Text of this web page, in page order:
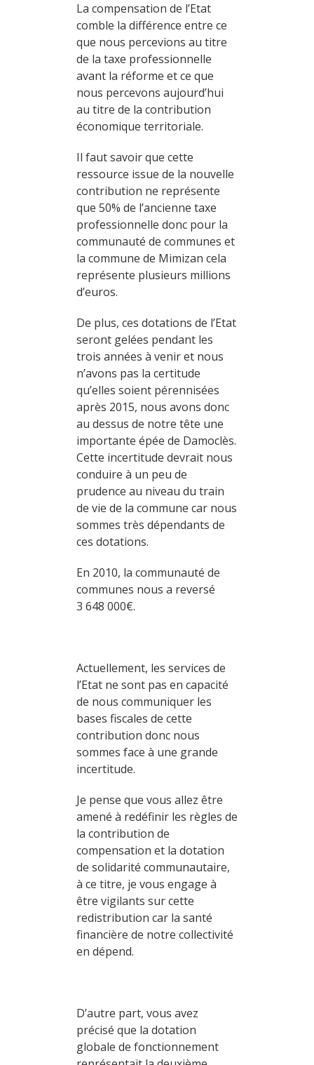
La compensation de l’Etat
comble la différence entre ce
que nous percevions au titre
de la taxe professionnelle
avant la réforme et ce que
nous percevons aujourd’hui
au titre de la contribution
économique territoriale.
Il faut savoir que cette
ressource issue de la nouvelle
contribution ne représente
que 50% de l’ancienne taxe
professionnelle donc pour la
communauté de communes et
la commune de Mimizan cela
représente plusieurs millions
d’euros.
De plus, ces dotations de l’Etat
seront gelées pendant les
trois années à venir et nous
n’avons pas la certitude
qu’elles soient pérennisées
après 2015, nous avons donc
au dessus de notre tête une
importante épée de Damoclès.
Cette incertitude devrait nous
conduire à un peu de
prudence au niveau du train
de vie de la commune car nous
sommes très dépendants de
ces dotations.
En 2010, la communauté de
communes nous a reversé
3 648 000€.
Actuellement, les services de
l’Etat ne sont pas en capacité
de nous communiquer les
bases fiscales de cette
contribution donc nous
sommes face à une grande
incertitude.
Je pense que vous allez être
amené à redéfinir les règles de
la contribution de
compensation et la dotation
de solidarité communautaire,
à ce titre, je vous engage à
être vigilants sur cette
redistribution car la santé
financière de notre collectivité
en dépend.
D’autre part, vous avez
précisé que la dotation
globale de fonctionnement